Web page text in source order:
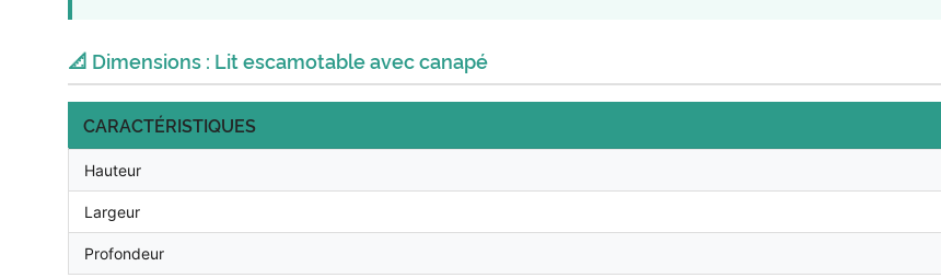
📐 Dimensions : Lit escamotable avec canapé
CARACTÉRISTIQUES
Hauteur
Largeur
Profondeur